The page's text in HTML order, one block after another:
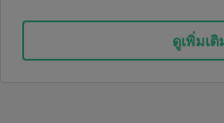
ดูเพิ่มเติ